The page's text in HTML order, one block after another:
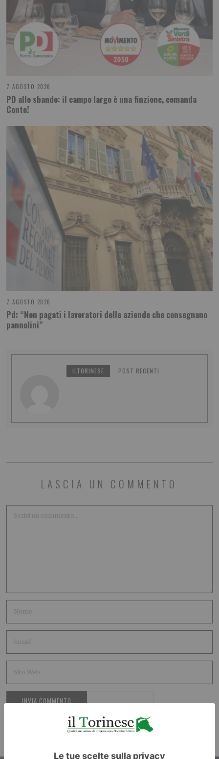
7 AGOSTO 2026
PD allo sbando: il campo largo è una finzione, comanda
Conte!
7 AGOSTO 2026
Pd: “Non pagati i lavoratori delle aziende che consegnano
pannolini”
ILTORINESE POST RECENTI
LASCIA UN COMMENTO